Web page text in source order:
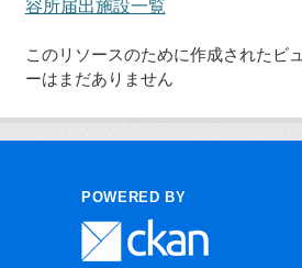
このリソースのために作成されたビュ
ーはまだありません
POWERED BY